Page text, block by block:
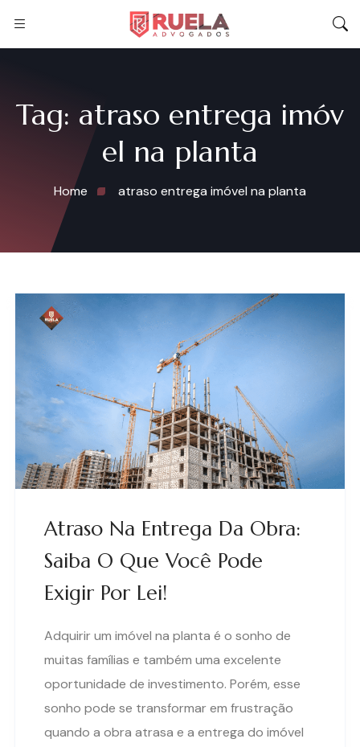
Tag: atraso entrega imóv
el na planta
Home atraso entrega imóvel na planta
Atraso Na Entrega Da Obra:
Saiba O Que Você Pode
Exigir Por Lei!
Adquirir um imóvel na planta é o sonho de
muitas famílias e também uma excelente
oportunidade de investimento. Porém, esse
sonho pode se transformar em frustração
quando a obra atrasa e a entrega do imóvel